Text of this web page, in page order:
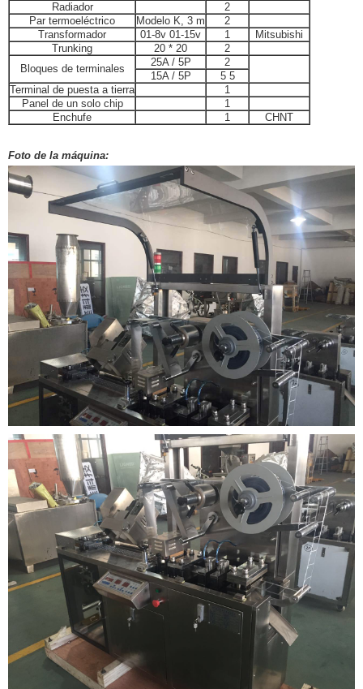
Radiador
2
Par termoeléctrico
Modelo K, 3 m
2
Transformador
01-8v 01-15v 1
Mitsubishi
Trunking
20 * 20
2
Bloques de terminales
25A / 5P
2
15A / 5P
5 5
Terminal de puesta a tierra
1
Panel de un solo chip
1
Enchufe
1 CHNT
Foto de la máquina: